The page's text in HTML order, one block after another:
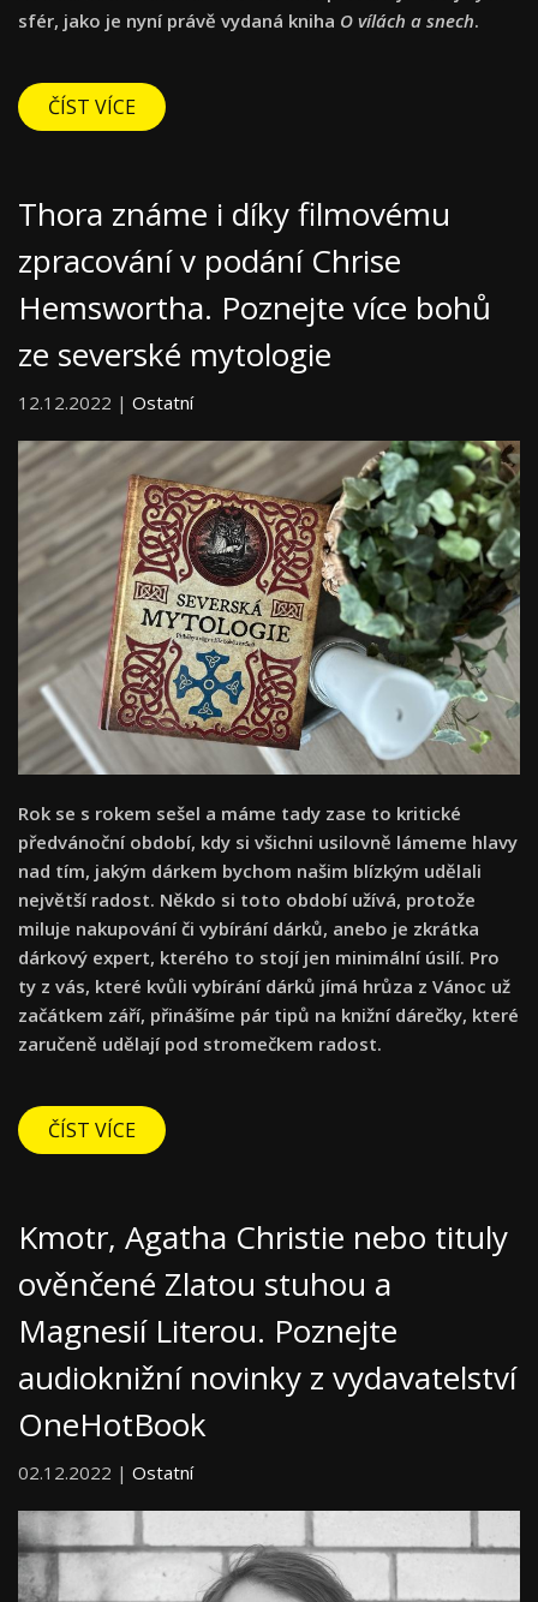
sfér, jako je nyní právě vydaná kniha O vílách a snech.
ČÍST VÍCE
Thora známe i díky filmovému
zpracování v podání Chrise
Hemswortha. Poznejte více bohů
ze severské mytologie
12.12.2022 | Ostatní
Rok se s rokem sešel a máme tady zase to kritické
předvánoční období, kdy si všichni usilovně lámeme hlavy
nad tím, jakým dárkem bychom našim blízkým udělali
největší radost. Někdo si toto období užívá, protože
miluje nakupování či vybírání dárků, anebo je zkrátka
dárkový expert, kterého to stojí jen minimální úsilí. Pro
ty z vás, které kvůli vybírání dárků jímá hrůza z Vánoc už
začátkem září, přinášíme pár tipů na knižní dárečky, které
zaručeně udělají pod stromečkem radost.
ČÍST VÍCE
Kmotr, Agatha Christie nebo tituly
ověnčené Zlatou stuhou a
Magnesií Literou. Poznejte
audioknižní novinky z vydavatelství
OneHotBook
02.12.2022 | Ostatní